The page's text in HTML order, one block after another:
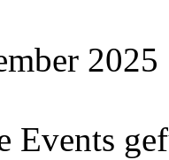
2025
Events